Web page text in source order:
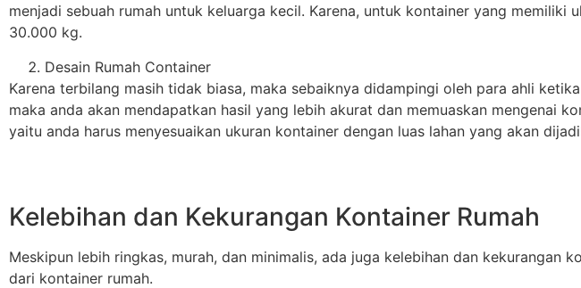
menjadi sebuah rumah untuk keluarga kecil. Karena, untuk kontainer yang
30.000 kg.
Desain Rumah Container
Karena terbilang masih tidak biasa, maka sebaiknya didampingi oleh para ahli
maka anda akan mendapatkan hasil yang lebih akurat dan memuaskan mengenai
yaitu anda harus menyesuaikan ukuran kontainer dengan luas lahan yang akan
Kelebihan dan Kekurangan Kontainer Rumah
Meskipun lebih ringkas, murah, dan minimalis, ada juga kelebihan dan kekurangan
dari kontainer rumah.